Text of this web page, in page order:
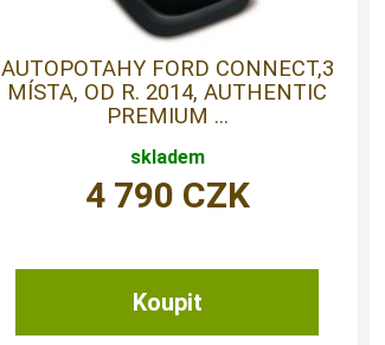
AUTOPOTAHY FORD CONNECT,3
MÍSTA, OD R. 2014, AUTHENTIC
PREMIUM ...
skladem
4 790 CZK